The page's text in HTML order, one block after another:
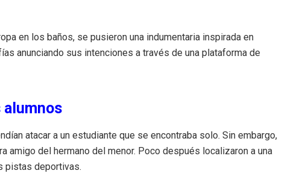
en los baños, se pusieron una indumentaria inspirada en
anunciando sus intenciones a través de una plataforma de
alumnos
atacar a un estudiante que se encontraba solo. Sin embargo,
amigo del hermano del menor. Poco después localizaron a una
pistas deportivas.